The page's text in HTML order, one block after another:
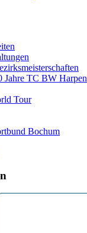
Jahre TC BW Harpen
Tour
Bochum